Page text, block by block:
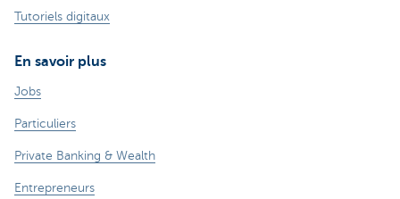
Tutoriels digitaux
En savoir plus
Jobs
Particuliers
Private Banking & Wealth
Entrepreneurs